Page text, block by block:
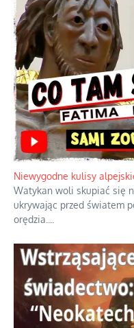
Niewygodne kulisy
Watykan woli skupiać się
ukrywając przed światem
orędzia.